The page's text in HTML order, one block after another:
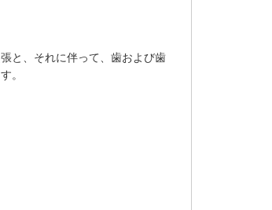
と、それに伴って、歯および歯
。